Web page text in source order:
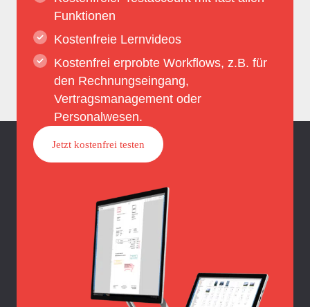
Funktionen
Kostenfreie Lernvideos
Kostenfrei erprobte Workflows, z.B. für
den Rechnungseingang,
Vertragsmanagement oder
Personalwesen.
Jetzt kostenfrei testen